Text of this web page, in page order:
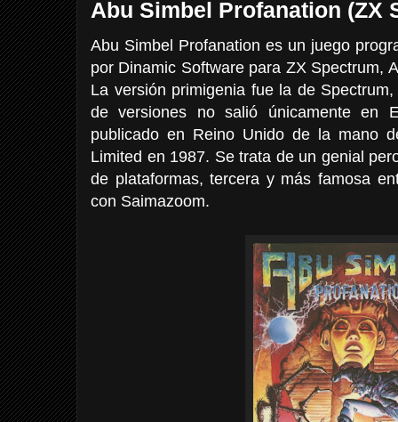
Abu Simbel Profanation (ZX
Abu Simbel Profanation es un juego
por Dinamic Software para ZX Spectrum,
La versión primigenia fue la de
de versiones no salió únicamente en
publicado en Reino Unido de la mano
Limited en 1987. Se trata de un genial
de plataformas, tercera y más famosa
con Saimazoom.